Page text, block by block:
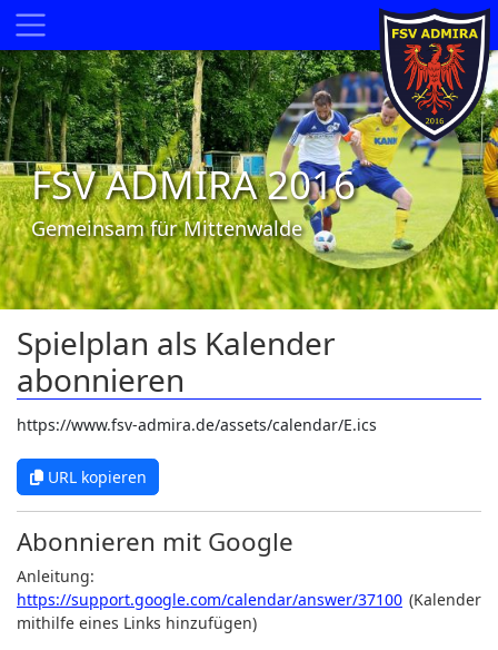
FSV ADMIRA 2016
Gemeinsam für Mittenwalde
Spielplan als Kalender
abonnieren
URL kopieren
Abonnieren mit Google
Anleitung:
https://support.google.com/calendar/answer/37100 (Kalender
mithilfe eines Links hinzufügen)